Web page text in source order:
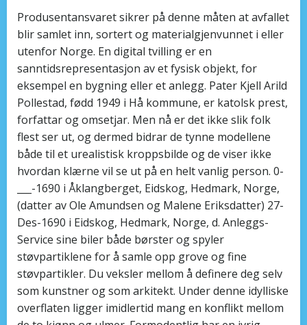
Produsentansvaret sikrer på denne måten at avfallet
blir samlet inn, sortert og materialgjenvunnet i eller
utenfor Norge. En digital tvilling er en
sanntidsrepresentasjon av et fysisk objekt, for
eksempel en bygning eller et anlegg. Pater Kjell Arild
Pollestad, fødd 1949 i Hå kommune, er katolsk prest,
forfattar og omsetjar. Men nå er det ikke slik folk
flest ser ut, og dermed bidrar de tynne modellene
både til et urealistisk kroppsbilde og de viser ikke
hvordan klærne vil se ut på en helt vanlig person. 0-
___-1690 i Åklangberget, Eidskog, Hedmark, Norge,
(datter av Ole Amundsen og Malene Eriksdatter) 27-
Des-1690 i Eidskog, Hedmark, Norge, d. Anleggs-
Service sine biler både børster og spyler
støvpartiklene for å samle opp grove og fine
støvpartikler. Du veksler mellom å definere deg selv
som kunstner og som arkitekt. Under denne idylliske
overflaten ligger imidlertid mang en konflikt mellom